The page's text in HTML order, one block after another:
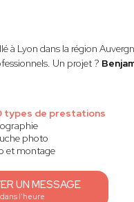
à Lyon dans la région
Un projet ?
types de prestations
photo
et montage
UN MESSAGE
l'heure